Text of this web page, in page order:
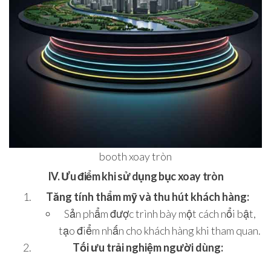
booth xoay tròn
IV. Ưu điểm khi sử dụng bục xoay tròn
Tăng tính thẩm mỹ và thu hút khách hàng:
Sản phẩm được trình bày một cách nổi bật,
tạo điểm nhấn cho khách hàng khi tham quan.
Tối ưu trải nghiệm người dùng: